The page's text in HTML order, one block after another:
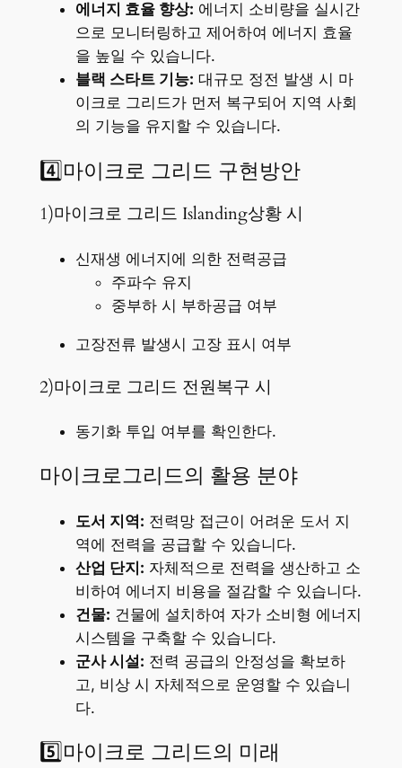
에너지 효율 향상: 에너지 소비량을 실시간
으로 모니터링하고 제어하여 에너지 효율
을 높일 수 있습니다.
블랙 스타트 기능: 대규모 정전 발생 시 마
이크로 그리드가 먼저 복구되어 지역 사회
의 기능을 유지할 수 있습니다.
4️⃣마이크로 그리드 구현방안
1)마이크로 그리드 Islanding상황 시
신재생 에너지에 의한 전력공급
주파수 유지
중부하 시 부하공급 여부
고장전류 발생시 고장 표시 여부
2)마이크로 그리드 전원복구 시
동기화 투입 여부를 확인한다.
마이크로그리드의 활용 분야
도서 지역: 전력망 접근이 어려운 도서 지
역에 전력을 공급할 수 있습니다.
산업 단지: 자체적으로 전력을 생산하고 소
비하여 에너지 비용을 절감할 수 있습니다.
건물: 건물에 설치하여 자가 소비형 에너지
시스템을 구축할 수 있습니다.
군사 시설: 전력 공급의 안정성을 확보하
고, 비상 시 자체적으로 운영할 수 있습니
다.
5️⃣마이크로 그리드의 미래